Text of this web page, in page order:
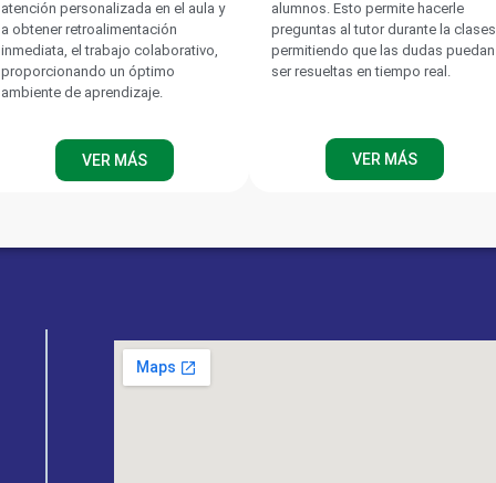
atención personalizada en el aula y
a obtener retroalimentación
inmediata, el trabajo colaborativo,
proporcionando un óptimo
ambiente de aprendizaje.
VER MÁS
alumnos. Esto permite hacerle
preguntas al tutor durante la clases
permitiendo que las dudas puedan
ser resueltas en tiempo real.
VER MÁS